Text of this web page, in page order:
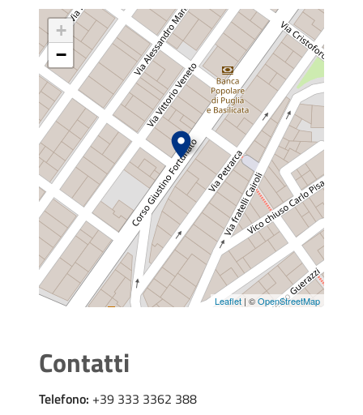
+
−
Leaflet | ©OpenStreetMap
Contatti
Telefono: +39 333 3362 388